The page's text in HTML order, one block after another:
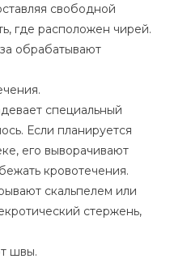
свободной
где расположен чирей.
обрабатывают
специальный
Если планируется
его выворачивают
кровотечения.
скальпелем или
стержень,
швы.